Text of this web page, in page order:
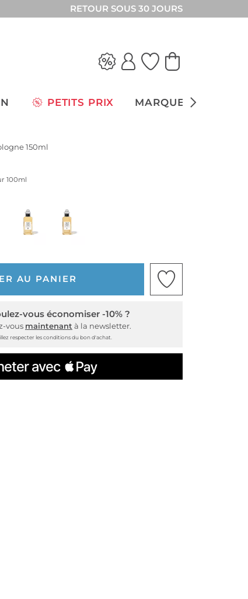
RETOUR SOUS 30 JOURS
PETITS PRIX MARQUES
150ml
100ml
AU PANIER
vous économiser -10% ?
vous maintenant à la newsletter.
respecter les conditions du bon d'achat.